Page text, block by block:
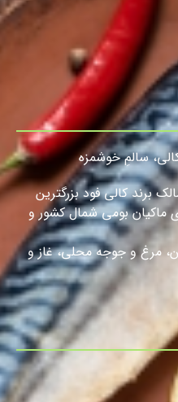
سالمِ خوشمزه
برند کالی فود بزرگترین
ماکیان بومی شمال کشور و
مرغ و جوجه محلی، غاز و